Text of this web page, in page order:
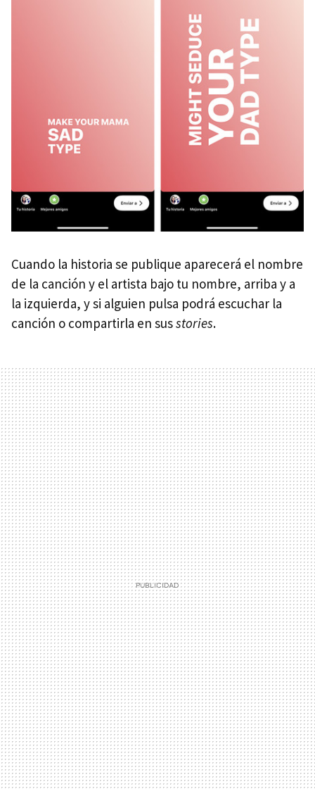
Cuando la historia se publique aparecerá el nombre
de la canción y el artista bajo tu nombre, arriba y a
la izquierda, y si alguien pulsa podrá escuchar la
canción o compartirla en susstories.